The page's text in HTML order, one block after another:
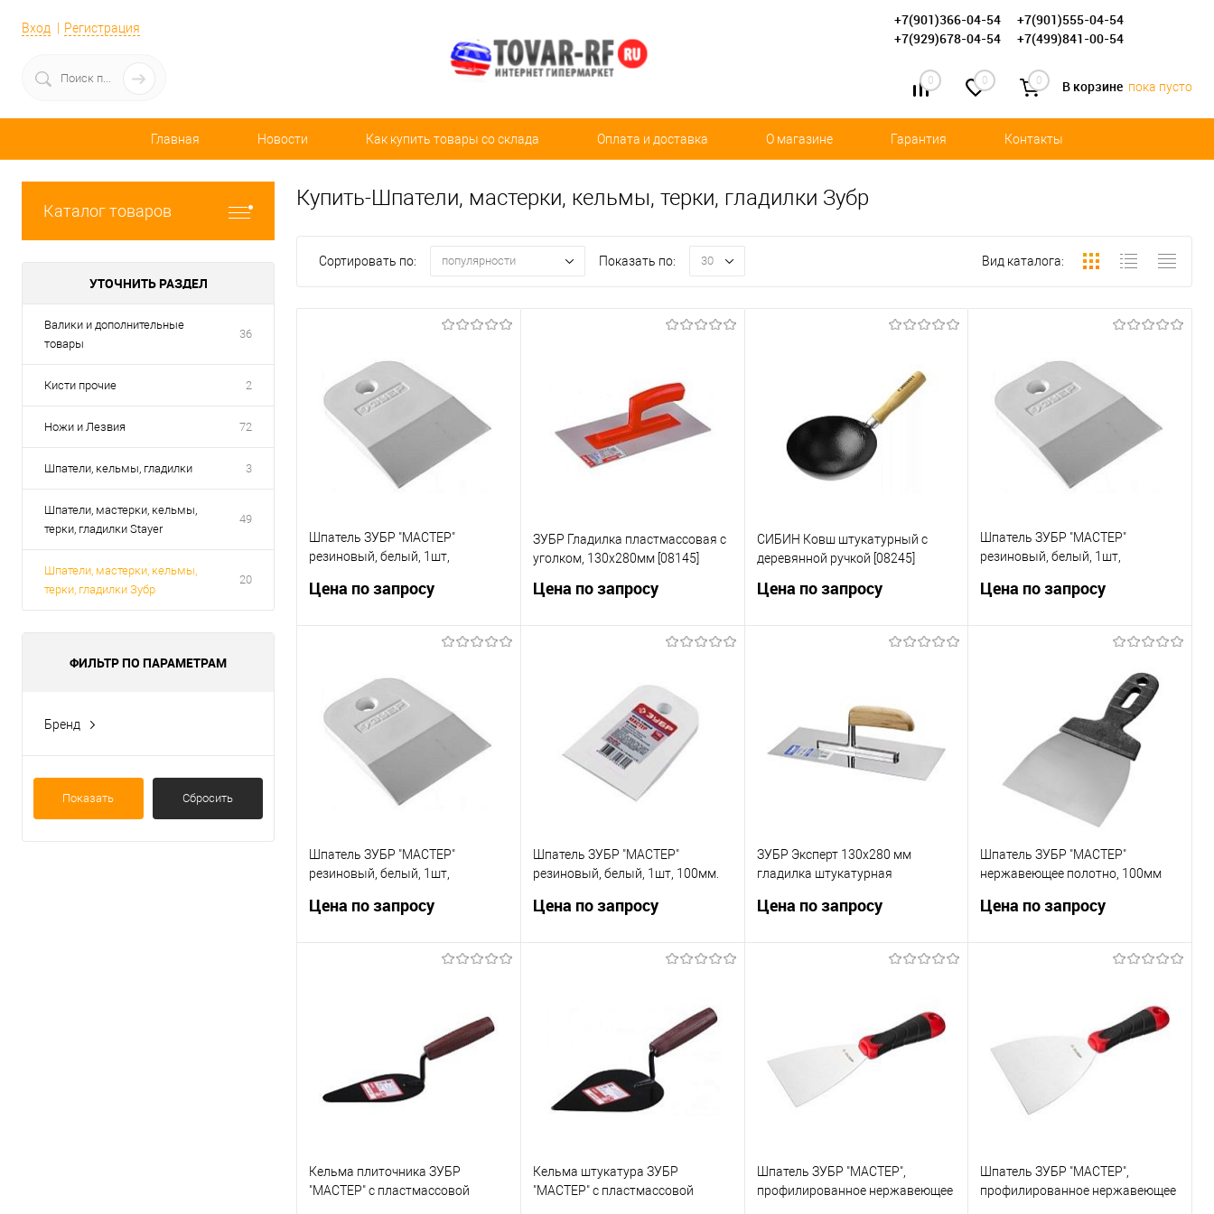
Вход Регистрация +7(901)366-04-54
+7(901)555-04-54
+7(929)678-04-54
+7(499)841-00-54
0 0 0 В корзине пока пусто
Главная Новости Как купить товары со склада Оплата и доставка О магазине Гарантия Контакты
Каталог товаров
УТОЧНИТЬ РАЗДЕЛ
Валики и дополнительные
товары
36
Кисти прочие 2
Ножи и Лезвия 72
Шпатели, кельмы, гладилки 3
Шпатели, мастерки, кельмы,
терки, гладилки Stayer
49
Шпатели, мастерки, кельмы,
терки, гладилки Зубр
20
ФИЛЬТР ПО ПАРАМЕТРАМ
Бренд
Показать Сбросить
Купить-Шпатели, мастерки, кельмы, терки, гладилки Зубр
Сортировать по: популярности Показать по: 30 Вид каталога:
Шпатель ЗУБР "МАСТЕР"
резиновый, белый, 1шт,
Цена по запросу
Купить в 1 клик
Сравнение
В избранное
ЗУБР Гладилка пластмассовая с
уголком, 130х280мм [08145]
Цена по запросу
Купить в 1 клик
Сравнение
В избранное
СИБИН Ковш штукатурный с
деревянной ручкой [08245]
Цена по запросу
Купить в 1 клик
Сравнение
В избранное
Шпатель ЗУБР "МАСТЕР"
резиновый, белый, 1шт,
Цена по запросу
Сравнение
В избранное
Шпатель ЗУБР "МАСТЕР"
резиновый, белый, 1шт,
Цена по запросу
Сравнение
Шпатель ЗУБР "МАСТЕР"
резиновый, белый, 1шт, 100мм.
Цена по запросу
Сравнение
ЗУБР Эксперт 130х280 мм
гладилка штукатурная
буковой ручкой. Серия
Цена по запросу
Сравнение
В избранное
Шпатель ЗУБР "МАСТЕР"
нержавеющее полотно, 100мм
Цена по запросу
Сравнение
Кельма плиточника ЗУБР
"МАСТЕР" с пластмассовой
Кельма штукатура ЗУБР
"МАСТЕР" с пластмассовой
Шпатель ЗУБР "МАСТЕР",
профилированное нержавеющее
Шпатель ЗУБР "МАСТЕР",
профилированное нержавеющее